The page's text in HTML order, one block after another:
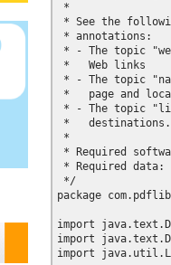
*
* See the
* annotations:
* - The topic
*   Web links
* - The topic
*   page and
* - The topic
*   destinations.
*
* Required
* Required data:
*/
package
import
import
import